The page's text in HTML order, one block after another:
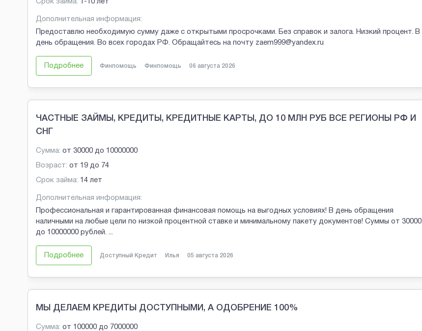
Дополнительная информация:
Предоставлю необходимую сумму даже с открытыми просрочками. Без справок и залога. Низкий процент. В
день обращения. Во всех городах РФ. Обращайтесь на почту zaem999@yandex.ru
Подробнее Финпомощь Финпомощь 06 августа 2026
ЧАСТНЫЕ ЗАЙМЫ, КРЕДИТЫ, КРЕДИТНЫЕ КАРТЫ, ДО 10 МЛН РУБ ВСЕ РЕГИОНЫ РФ И
СНГ
Сумма: от 30000 до 10000000
Возраст: от 19 до 74
Срок займа: 14 лет
Дополнительная информация:
Профессиональная и гарантированная финансовая помощь на выгодных условиях! В день обращения
наличными на любые цели по низкой процентной ставке и минимальному пакету документов! Суммы от 30000
до 10000000 рублей.
Подробнее Доступный Кредит Илья 05 августа 2026
МЫ ДЕЛАЕМ КРЕДИТЫ ДОСТУПНЫМИ, А ОДОБРЕНИЕ 100%
Сумма: от 100000 до 7000000